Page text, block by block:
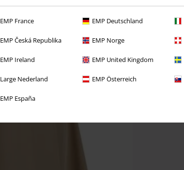
EMP France EMP Deutschland
EMP Česká Republika EMP Norge
EMP Ireland EMP United Kingdom
Large Nederland EMP Österreich
EMP España